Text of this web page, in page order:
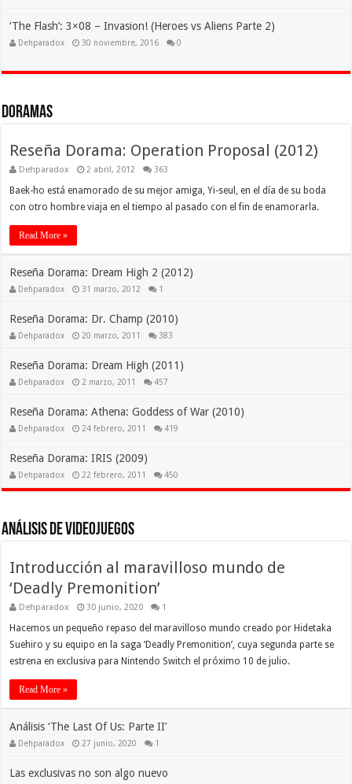
‘The Flash’: 3×08 – Invasion! (Heroes vs Aliens Parte 2)
Dehparadox 30 noviembre, 2016 0
Doramas
Reseña Dorama: Operation Proposal (2012)
Dehparadox 2 abril, 2012 363
Baek-ho está enamorado de su mejor amiga, Yi-seul, en el día de su boda
con otro hombre viaja en el tiempo al pasado con el fin de enamorarla.
Read More »
Reseña Dorama: Dream High 2 (2012)
Dehparadox 31 marzo, 2012 1
Reseña Dorama: Dr. Champ (2010)
Dehparadox 20 marzo, 2011 383
Reseña Dorama: Dream High (2011)
Dehparadox 2 marzo, 2011 457
Reseña Dorama: Athena: Goddess of War (2010)
Dehparadox 24 febrero, 2011 419
Reseña Dorama: IRIS (2009)
Dehparadox 22 febrero, 2011 450
Análisis de Videojuegos
Introducción al maravilloso mundo de
‘Deadly Premonition’
Dehparadox 30 junio, 2020 1
Hacemos un pequeño repaso del maravilloso mundo creado por Hidetaka
Suehiro y su equipo en la saga ‘Deadly Premonition’, cuya segunda parte se
estrena en exclusiva para Nintendo Switch el próximo 10 de julio.
Read More »
Análisis ‘The Last Of Us: Parte II’
Dehparadox 27 junio, 2020 1
Las exclusivas no son algo nuevo